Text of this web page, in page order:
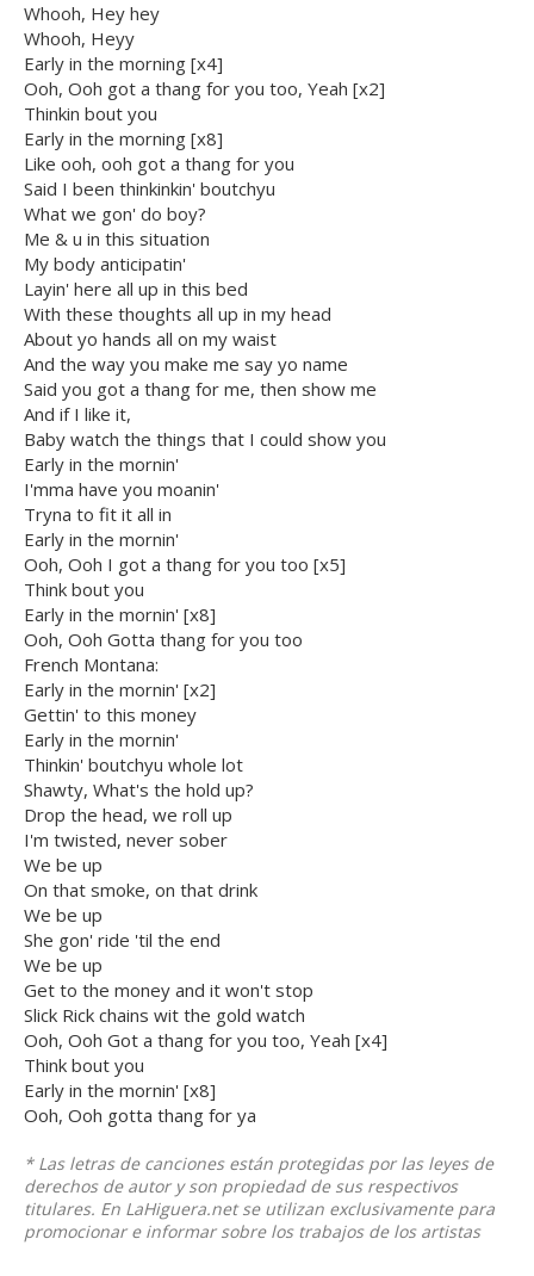
Whooh, Hey hey
Whooh, Heyy
Early in the morning [x4]
Ooh, Ooh got a thang for you too, Yeah [x2]
Thinkin bout you
Early in the morning [x8]
Like ooh, ooh got a thang for you
Said I been thinkinkin' boutchyu
What we gon' do boy?
Me & u in this situation
My body anticipatin'
Layin' here all up in this bed
With these thoughts all up in my head
About yo hands all on my waist
And the way you make me say yo name
Said you got a thang for me, then show me
And if I like it,
Baby watch the things that I could show you
Early in the mornin'
I'mma have you moanin'
Tryna to fit it all in
Early in the mornin'
Ooh, Ooh I got a thang for you too [x5]
Think bout you
Early in the mornin' [x8]
Ooh, Ooh Gotta thang for you too
French Montana:
Early in the mornin' [x2]
Gettin' to this money
Early in the mornin'
Thinkin' boutchyu whole lot
Shawty, What's the hold up?
Drop the head, we roll up
I'm twisted, never sober
We be up
On that smoke, on that drink
We be up
She gon' ride 'til the end
We be up
Get to the money and it won't stop
Slick Rick chains wit the gold watch
Ooh, Ooh Got a thang for you too, Yeah [x4]
Think bout you
Early in the mornin' [x8]
Ooh, Ooh gotta thang for ya
* Las letras de canciones están protegidas por las leyes de
derechos de autor y son propiedad de sus respectivos
titulares. En LaHiguera.net se utilizan exclusivamente para
promocionar e informar sobre los trabajos de los artistas